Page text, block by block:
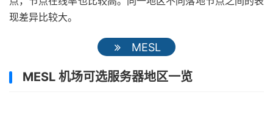
现差异比较大。
MESL
MESL 机场可选服务器地区一览